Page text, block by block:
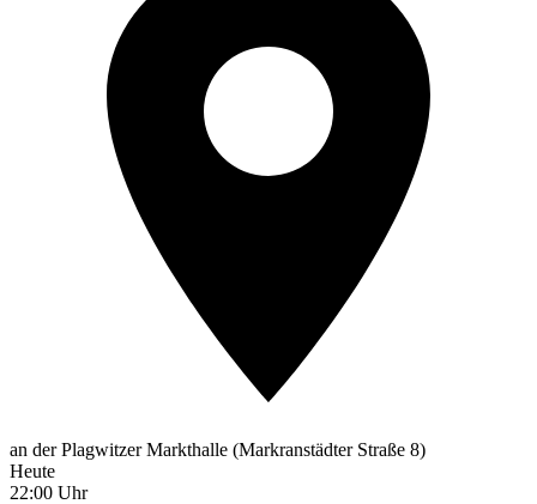
an der Plagwitzer Markthalle (Markranstädter Straße 8)
Heute
22:00 Uhr